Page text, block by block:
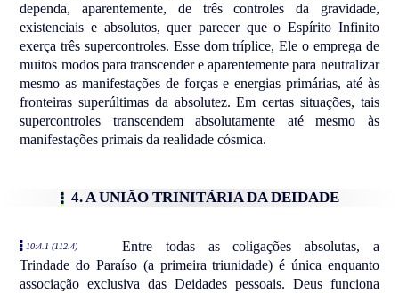
dependa, aparentemente, de três controles da gravidade,
existenciais e absolutos, quer parecer que o Espírito Infinito
exerça três supercontroles. Esse dom tríplice, Ele o emprega de
muitos modos para transcender e aparentemente para neutralizar
mesmo as manifestações de forças e energias primárias, até às
fronteiras superúltimas da absolutez. Em certas situações, tais
supercontroles transcendem absolutamente até mesmo às
manifestações primais da realidade cósmica.
4. A UNIÃO TRINITÁRIA DA DEIDADE
10:4.1 (112.4)
Entre todas as coligações absolutas, a
Trindade do Paraíso (a primeira triunidade) é única enquanto
associação exclusiva das Deidades pessoais. Deus funciona